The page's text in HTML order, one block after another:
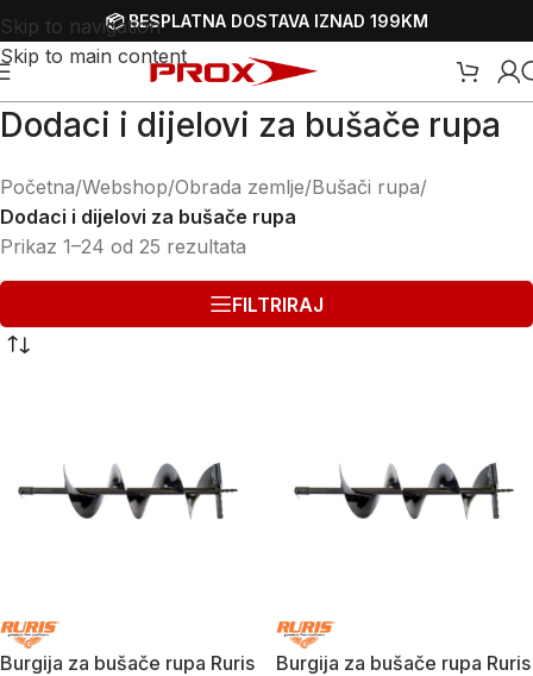
Skip to navigation
Skip to main content
📦 BESPLATNA DOSTAVA IZNAD 199KM
Dodaci i dijelovi za bušače rupa
Početna/Webshop/Obrada zemlje/Bušači rupa/
Dodaci i dijelovi za bušače rupa
Prikaz 1–24 od 25 rezultata
FILTRIRAJ
Burgija za bušače rupa Ruris
Burgija za bušače rupa Ruris